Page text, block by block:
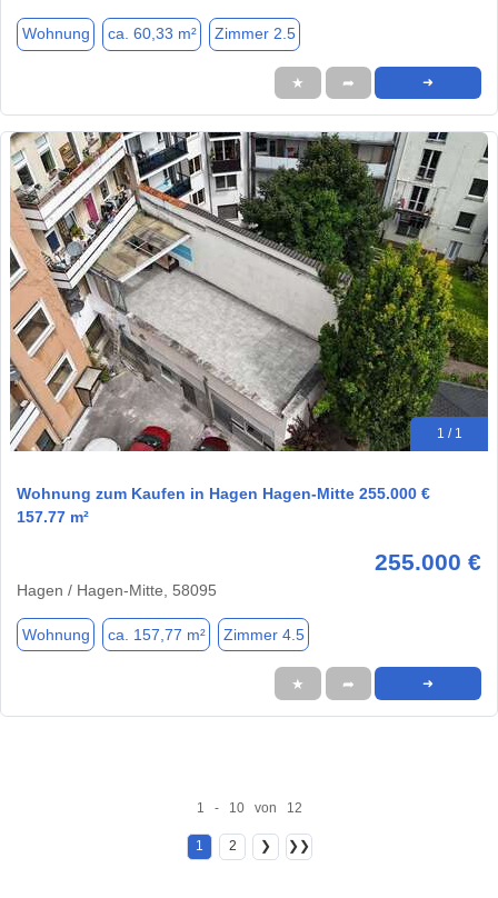
Wohnung ca. 60,33 m² Zimmer 2.5
★ ➦ ➜
1 / 1
Wohnung zum Kaufen in Hagen Hagen-Mitte 255.000 €
157.77 m²
255.000 €
Hagen / Hagen-Mitte, 58095
Wohnung ca. 157,77 m² Zimmer 4.5
★ ➦ ➜
1 - 10 von 12
1 2 ❯ ❯❯